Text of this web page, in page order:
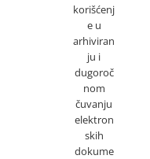
korišćenj
e u
arhiviran
ju i
dugoroč
nom
čuvanju
elektron
skih
dokume